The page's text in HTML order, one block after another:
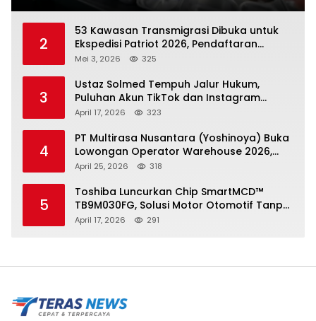
2
53 Kawasan Transmigrasi Dibuka untuk
Ekspedisi Patriot 2026, Pendaftaran
Ditutup 21 Mei
Mei 3, 2026 325
3
Ustaz Solmed Tempuh Jalur Hukum,
Puluhan Akun TikTok dan Instagram
Dilaporkan atas Tuduhan Fitnah
April 17, 2026 323
4
PT Multirasa Nusantara (Yoshinoya) Buka
Lowongan Operator Warehouse 2026,
Penempatan CK Bekasi
April 25, 2026 318
5
Toshiba Luncurkan Chip SmartMCD™
TB9M030FG, Solusi Motor Otomotif Tanpa
Sensor di Kecepatan Nol
April 17, 2026 291